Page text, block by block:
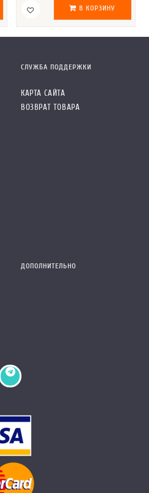
В КОРЗИНУ
СЛУЖБА ПОДДЕРЖКИ
КАРТА САЙТА
ВОЗВРАТ ТОВАРА
ДОПОЛНИТЕЛЬНО